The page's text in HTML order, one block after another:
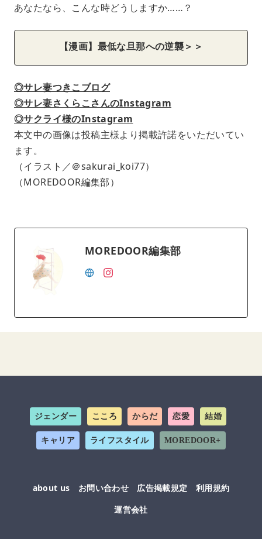
あなたなら、こんな時どうしますか……？
【漫画】最低な旦那への逆襲＞＞
◎サレ妻つきこブログ
◎サレ妻さくらこさんのInstagram
◎サクライ様のInstagram
本文中の画像は投稿主様より掲載許諾をいただいてい
ます。
（イラスト／＠sakurai_koi77）
（MOREDOOR編集部）
MOREDOOR編集部
ジェンダー こころ からだ 恋愛 結婚
キャリア ライフスタイル MOREDOOR+
about us お問い合わせ 広告掲載規定
利用規約
運営会社